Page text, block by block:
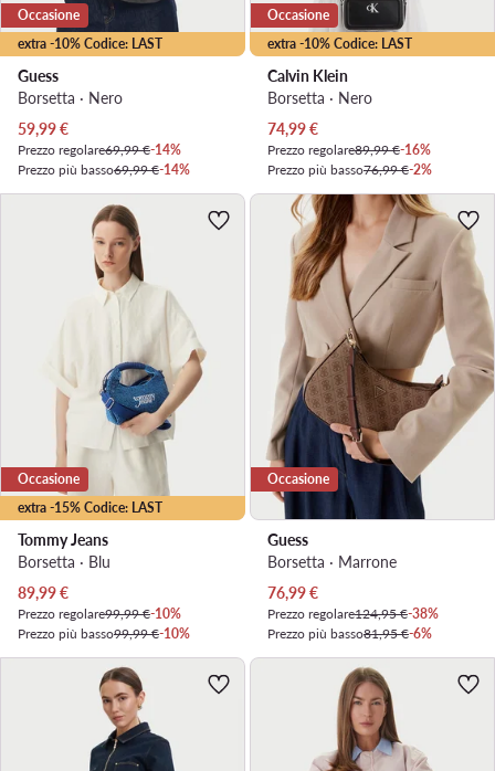
extra -10% Codice: LAST
Occasione
Guess
Borsetta · Nero
Prezzo attuale
59,99€
Prezzo regolare69,99 €-14%
Prezzo più basso69,99 €-14%
extra -10% Codice: LAST
Occasione
Calvin Klein
Borsetta · Nero
Prezzo attuale
74,99€
Prezzo regolare89,99 €-16%
Prezzo più basso76,99 €-2%
extra -15% Codice: LAST
Occasione
Tommy Jeans
Borsetta · Blu
Prezzo attuale
89,99€
Prezzo regolare99,99 €-10%
Prezzo più basso99,99 €-10%
Occasione
Guess
Borsetta · Marrone
Prezzo attuale
76,99€
Prezzo regolare124,95 €-38%
Prezzo più basso81,95 €-6%